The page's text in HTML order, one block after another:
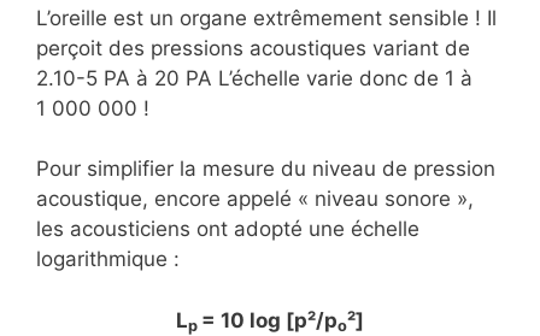
L’oreille est un organe extrêmement sensible ! Il
perçoit des pressions acoustiques variant de
2.10-5 PA à 20 PA L’échelle varie donc de 1 à
1 000 000 !
Pour simplifier la mesure du niveau de pression
acoustique, encore appelé « niveau sonore »,
les acousticiens ont adopté une échelle
logarithmique :
Lp = 10 log [p²/po²]